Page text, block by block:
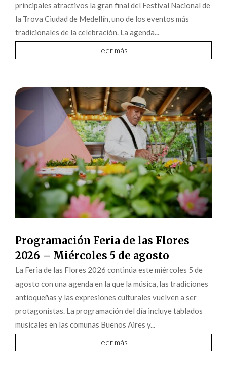
principales atractivos la gran final del Festival Nacional de
la Trova Ciudad de Medellín, uno de los eventos más
tradicionales de la celebración. La agenda...
leer más
Programación Feria de las Flores
2026 – Miércoles 5 de agosto
La Feria de las Flores 2026 continúa este miércoles 5 de
agosto con una agenda en la que la música, las tradiciones
antioqueñas y las expresiones culturales vuelven a ser
protagonistas. La programación del día incluye tablados
musicales en las comunas Buenos Aires y...
leer más